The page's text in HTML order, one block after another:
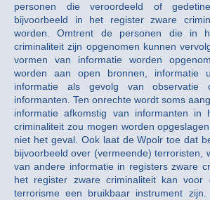
personen die veroordeeld of
bijvoorbeeld in het register zware
worden. Omtrent de personen die in
criminaliteit zijn opgenomen kunnen
vormen van informatie worden
worden aan open bronnen, informatie
informatie als gevolg van observatie
informanten. Ten onrechte wordt soms
informatie afkomstig van informanten in
criminaliteit zou mogen worden
niet het geval. Ook laat de Wpolr toe dat
bijvoorbeeld over (vermeende) terroristen,
van andere informatie in registers zware
het register zware criminaliteit kan voor
terrorisme een bruikbaar instrument